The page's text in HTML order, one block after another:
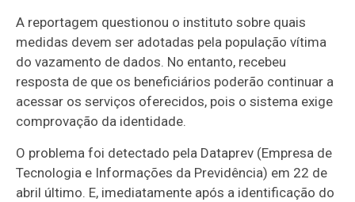
A reportagem questionou o instituto sobre quais
medidas devem ser adotadas pela população vítima
do vazamento de dados. No entanto, recebeu
resposta de que os beneficiários poderão continuar a
acessar os serviços oferecidos, pois o sistema exige
comprovação da identidade.
O problema foi detectado pela Dataprev (Empresa de
Tecnologia e Informações da Previdência) em 22 de
abril último. E, imediatamente após a identificação do